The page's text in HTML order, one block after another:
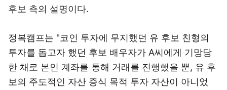
후보 측의 설명이다.
정복캠프는 "코인 투자에 무지했던 유 후보 친형의
투자를 돕고자 했던 후보 배우자가 A씨에게 기망당
한 채로 본인 계좌를 통해 거래를 진행했을 뿐, 유 후
보의 주도적인 자산 증식 목적 투자 자산이 아니었